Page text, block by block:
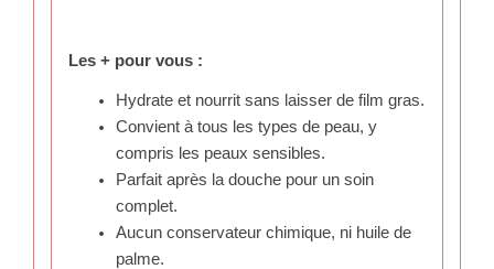
Les + pour vous :
Hydrate et nourrit sans laisser de film gras.
Convient à tous les types de peau, y
compris les peaux sensibles.
Parfait après la douche pour un soin
complet.
Aucun conservateur chimique, ni huile de
palme.